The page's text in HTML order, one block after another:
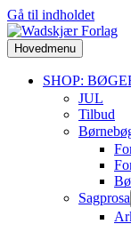
Gå til indholdet
Hovedmenu
SHOP:
JUL
Tilbud
Sagprosa